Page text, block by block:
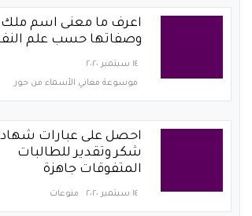
وصفاتها حسب علم
١٤ سبتمبر ٢٠٢٠
موسوعة معاني الأسماء من حور
احصل على عبارات
شكر وتقدير للطالبات
المتفوقات جاهزة
١٤ سبتمبر ٢٠٢٠ منوعات